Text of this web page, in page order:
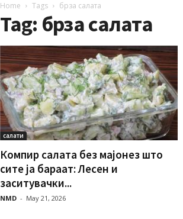
Home Tags брза салата
Tag: брза салата
салати
Компир салата без мајонез што
сите ја бараат: Лесен и
заситувачки...
NMD - May 21, 2026